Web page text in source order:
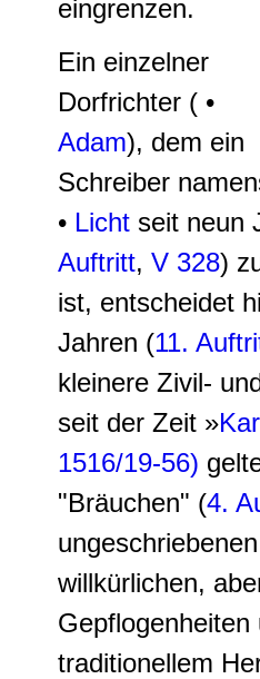
eingrenzen.
Ein einzelner
Dorfrichter ( •
Adam), dem ein
Schreiber
• Licht seit neun
Auftritt, V 328)
ist, entscheidet
Jahren (11.
kleinere Zivil-
seit der Zeit »
1516/19-56)
"Bräuchen" (4.
willkürlichen,
Gepflogenheiten
traditionellem